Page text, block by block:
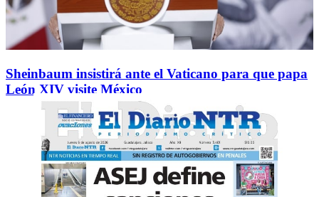
Sheinbaum insistirá ante el Vaticano para que papa
León XIV visite México